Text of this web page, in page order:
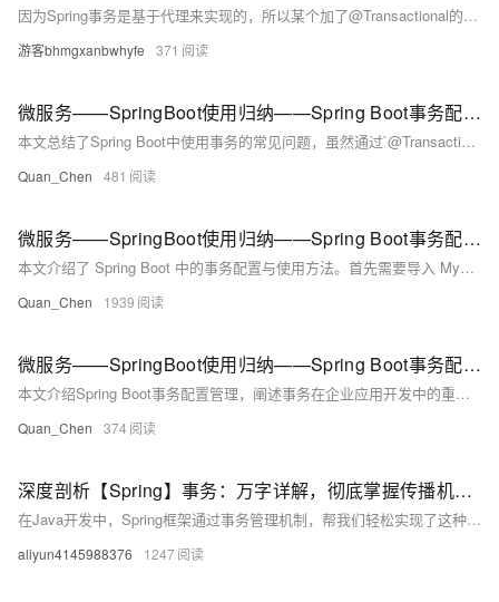
因为Spring事务是基于代理来实现的，所以某个加了@Transactional的⽅法只有是被代理对象调⽤时， 那么这个注解才会⽣效 , 如果使用的是被代理对象调用, 那么@Transactional会失效 同时如果某个⽅法是private的，那么@Transactional也会失效，因为底层cglib是基于⽗⼦类来实现 的，⼦类是不能重载⽗类的private⽅法的，所以⽆法很好的利⽤代理，也会导致@Transactianal失效 如果在业务中对异常进行了捕获处理 , 出现异常后Spring框架无法感知到异常, @Transactional也会失效
游客bhmgxanbwhyfe 371
微服务——SpringBoot使用归纳——Spring Boot事务配置管理——常见问题总结
本文总结了Spring Boot中使用事务的常见问题，虽然通过`@Transactional`注解可以轻松实现事务管理，但在实际项目中仍有许多潜在坑点。文章详细分析了三个典型问题：1) 异常未被捕获导致事务未回滚，需明确指定`rollbackFor`属性；2) 异常被try-catch“吃掉”，应避免在事务方法中直接处理异常；3) 事务范围与锁范围不一致引发并发问题，建议调整锁策略以覆盖事务范围。这些问题看似简单，但一旦发生，排查难度较大，因此开发时需格外留意。最后，文章提供了课程源代码下载地址，供读者实践参考。
Quan_Chen 481
微服务——SpringBoot使用归纳——Spring Boot事务配置管理——Spring Boot 事务配置
本文介绍了 Spring Boot 中的事务配置与使用方法。首先需要导入 MySQL 依赖，Spring Boot 会自动注入 `DataSourceTransactionManager`，无需额外配置即可通过 `@Transactional` 注解实现事务管理。接着通过创建一个用户插入功能的示例，展示了如何在 Service 层手动抛出异常以测试事务回滚机制。测试结果表明，数据库中未新增记录，证明事务已成功回滚。此过程简单高效，适合日常开发需求。
Quan_Chen 1939
微服务——SpringBoot使用归纳——Spring Boot事务配置管理——事务相关
本文介绍Spring Boot事务配置管理，阐述事务在企业应用开发中的重要性。事务确保数据操作可靠，任一异常均可回滚至初始状态，如转账、购票等场景需全流程执行成功才算完成。同时，事务管理在Spring Boot的service层广泛应用，但根据实际需求也可能存在无需事务的情况，例如独立数据插入操作。
Quan_Chen 374
深度剖析【Spring】事务：万字详解，彻底掌握传播机制与事务原理
在Java开发中，Spring框架通过事务管理机制，帮我们轻松实现了这种“承诺”。它不仅封装了底层复杂的事务控制逻辑（比如手动开启、提交、回滚事务），还提供了灵活的配置方式，让开发者能专注于业务逻辑，而不用纠结于事务细节。
aliyun4145988376 1247